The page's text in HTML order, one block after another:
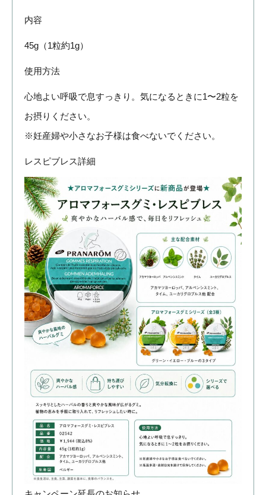
内容
45g（1粒約1g）
使用方法
心地よい呼吸で息すっきり。気になるときに1〜2粒を
お摂りください。
※妊産婦や小さなお子様は食べないでください。
レスピブレス詳細